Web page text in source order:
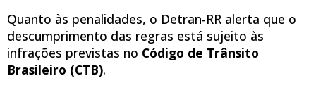
Quanto às penalidades, o Detran-RR alerta que o
descumprimento das regras está sujeito às
infrações previstas no Código de Trânsito
Brasileiro (CTB).